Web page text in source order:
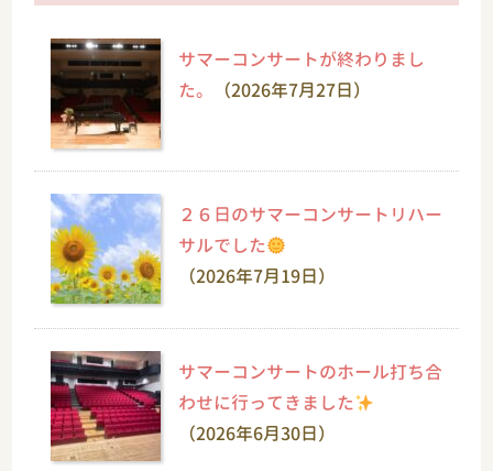
サマーコンサートが終わりまし
た。
（2026年7月27日）
２６日のサマーコンサートリハー
サルでした
（2026年7月19日）
サマーコンサートのホール打ち合
わせに行ってきました
（2026年6月30日）